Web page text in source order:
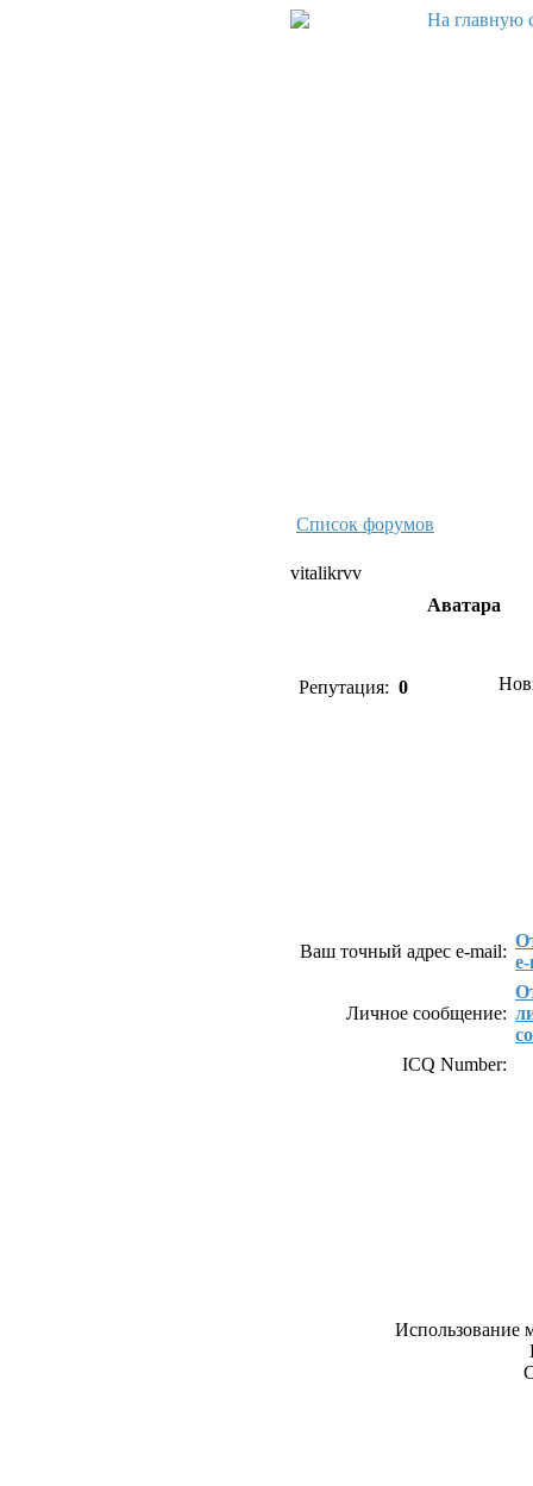
Список форумов
vitalikrvv
Аватара
Репутация: 0
Ваш точный адрес e-mail:
Личное сообщение:
ICQ Number:
Использование